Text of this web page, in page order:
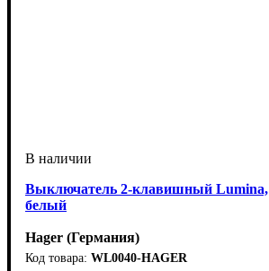
Выключатель 2-клавишный Lumina,
белый
Hager (Германия)
WL0040-HAGER